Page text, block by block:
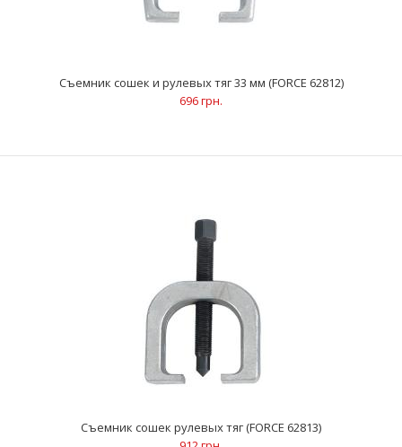
ОписаниеПрименяется для снятия рулевых тяг и шаровых
опорСъемник имеет специальную усиленную констру..
Съемник рулевых тяг 20 мм (FORCE 6280820)
1 972 грн.
Съемник сошек и рулевых тяг 33 мм (FORCE 62812)
696 грн.
Съемник сошек рулевых тяг (FORCE 62813)